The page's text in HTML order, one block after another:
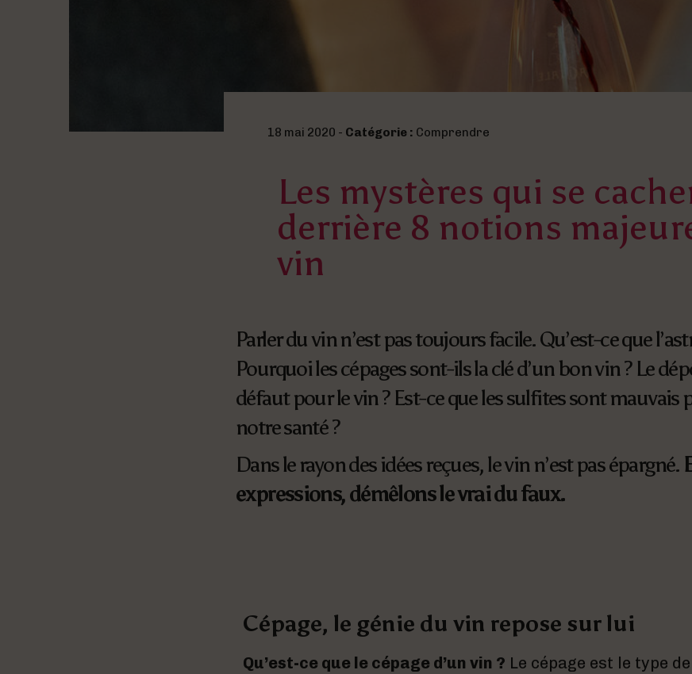
18 mai 2020 - Catégorie : Comprendre
Les mystères qui se
derrière 8 notions
vin
Parler du vin n’est pas toujours facile. Qu’est-ce que
Pourquoi les cépages sont-ils la clé d’un bon vin ? Le
défaut pour le vin ? Est-ce que les sulfites sont mauvais
notre santé ?
Dans le rayon des idées reçues, le vin n’est pas épargné.
expressions, démêlons le vrai du faux.
Cépage, le génie du vin repose sur lui
Qu’est-ce que le cépage d’un vin ? Le cépage est le type